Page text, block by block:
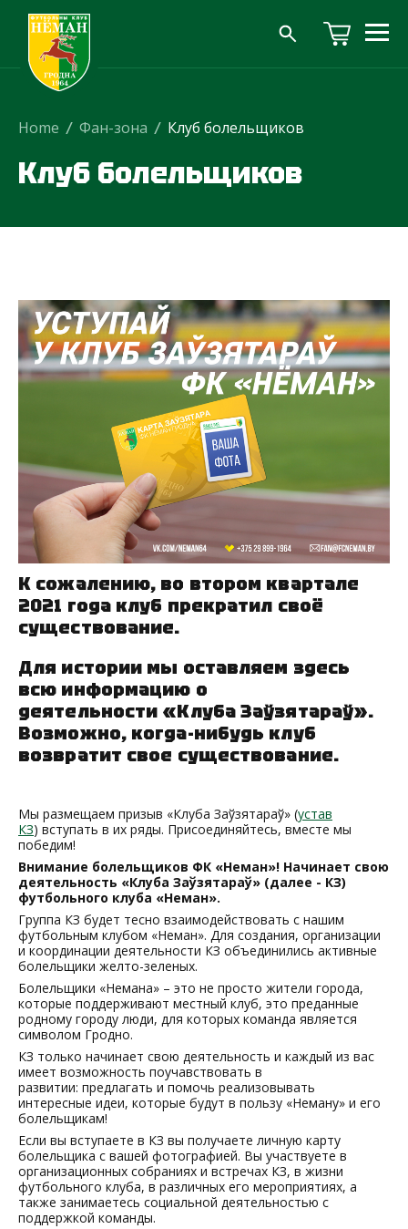
Home / Фан-зона / Клуб болельщиков
Клуб болельщиков
К сожалению, во втором квартале
2021 года клуб прекратил своё
существование.
Для истории мы оставляем здесь
всю информацию о
деятельности «Клуба Заўзятараў».
Возможно, когда-нибудь клуб
возвратит свое существование.
Мы размещаем призыв «Клуба Заўзятараў» (устав
КЗ) вступать в их ряды. Присоединяйтесь, вместе мы
победим!
Внимание болельщиков ФК «Неман»! Начинает свою
деятельность «Клуба Заўзятараў» (далее - КЗ)
футбольного клуба «Неман».
Группа КЗ будет тесно взаимодействовать с нашим
футбольным клубом «Неман». Для создания, организации
и координации деятельности КЗ объединились активные
болельщики желто-зеленых.
Болельщики «Немана» – это не просто жители города,
которые поддерживают местный клуб, это преданные
родному городу люди, для которых команда является
символом Гродно.
КЗ только начинает свою деятельность и каждый из вас
имеет возможность поучавствовать в
развитии: предлагать и помочь реализовывать
интересные идеи, которые будут в пользу «Неману» и его
болельщикам!
Если вы вступаете в КЗ вы получаете личную карту
болельщика с вашей фотографией. Вы участвуете в
организационных собраниях и встречах КЗ, в жизни
футбольного клуба, в различных его мероприятиях, а
также занимаетесь социальной деятельностью с
поддержкой команды.